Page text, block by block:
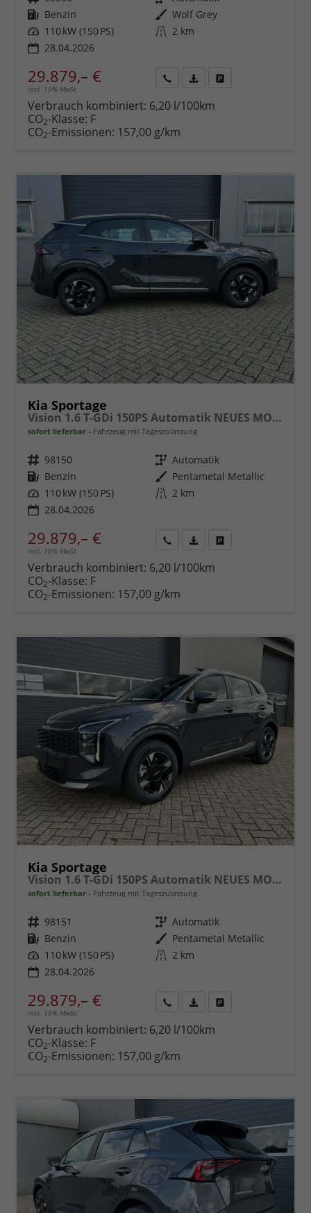
Kraftstoff Benzin Außenfarbe Wolf Grey
Leistung 110 kW (150 PS) Kilometerstand 2 km
28.04.2026
29.879,– €
incl. 19% MwSt.
anfordern
Datei,
Verbrauch kombiniert: 6,20 l/100km
CO2-Klasse: F
CO2-Emissionen: 157,00 g/km
Kia Sportage
Vision 1.6 T-GDi 150PS Automatik NEUES MODELL MY26 FACELIFT Sitzheizung Lenkradheizung Klimaautomatik Navi Bluetooth Touchscreen Apple CarPlay Android Auto PDC v+h 17"LM Rückf.Kamera ACC 2x Keyless
sofort lieferbar Fahrzeug mit Tageszulassung
Fahrzeugnr. 98150 Getriebe Automatik
Kraftstoff Benzin Außenfarbe Pentametal Metallic
Leistung 110 kW (150 PS) Kilometerstand 2 km
28.04.2026
29.879,– €
incl. 19% MwSt.
anfordern
Datei,
Verbrauch kombiniert: 6,20 l/100km
CO2-Klasse: F
CO2-Emissionen: 157,00 g/km
Kia Sportage
Vision 1.6 T-GDi 150PS Automatik NEUES MODELL MY26 FACELIFT Sitzheizung Lenkradheizung Klimaautomatik Navi Bluetooth Touchscreen Apple CarPlay Android Auto PDC v+h 17"LM Rückf.Kamera ACC 2x Keyless
sofort lieferbar Fahrzeug mit Tageszulassung
Fahrzeugnr. 98151 Getriebe Automatik
Kraftstoff Benzin Außenfarbe Pentametal Metallic
Leistung 110 kW (150 PS) Kilometerstand 2 km
28.04.2026
29.879,– €
incl. 19% MwSt.
anfordern
Datei,
Verbrauch kombiniert: 6,20 l/100km
CO2-Klasse: F
CO2-Emissionen: 157,00 g/km